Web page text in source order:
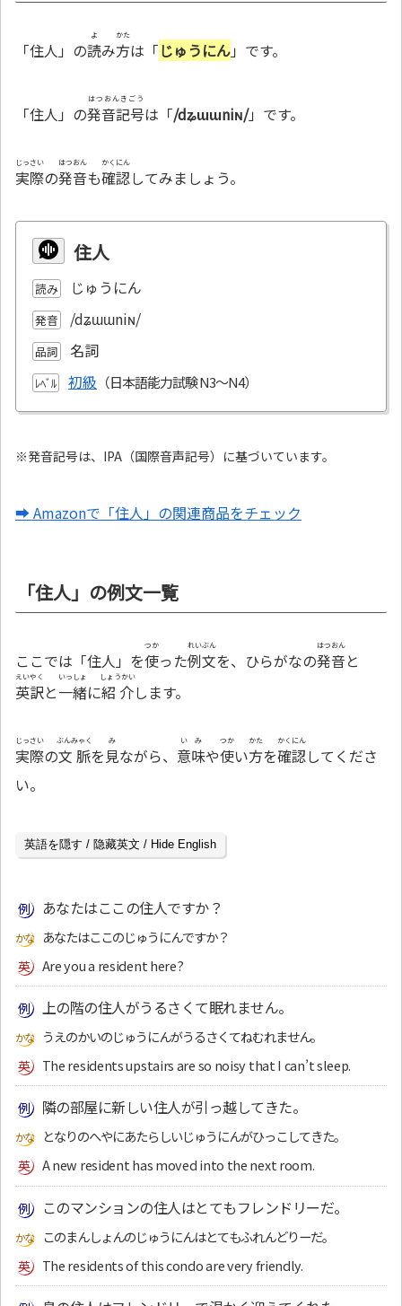
「住人」の読
よ
み方
かた
は「じゅうにん」です。
「住人」の発音記号
はつおんきごう
は「/dʑɯɯniɴ/」です。
実際
じっさい
の発音
はつおん
も確認
かくにん
してみましょう。
住人
読み じゅうにん
発音 /dʑɯɯniɴ/
品詞 名詞
ﾚﾍﾞﾙ 初級
※発音記号は、IPA（国際音声記号）に基づいています。
➡ Amazonで「住人」の関連商品をチェック
「住人」の例文一覧
ここでは「住人」を使
つか
った例文
れいぶん
を、ひらがなの発音
はつおん
と
英訳
えいやく
と一緒
いっしょ
に紹介
しょうかい
します。
実際
じっさい
の文脈
ぶんみゃく
を見
み
ながら、 意味
いみ
や使
つか
い方
かた
を確認
かくにん
してくださ
い。
英語を隠す / 隐藏英文 / Hide English
あなたはここの住人ですか？
あなたはここのじゅうにんですか？
Are you a resident here?
上の階の住人がうるさくて眠れません。
うえのかいのじゅうにんがうるさくてねむれません。
The residents upstairs are so noisy that I can’t sleep.
隣の部屋に新しい住人が引っ越してきた。
となりのへやにあたらしいじゅうにんがひっこしてきた。
A new resident has moved into the next room.
このマンションの住人はとてもフレンドリーだ。
このまんしょんのじゅうにんはとてもふれんどりーだ。
The residents of this condo are very friendly.